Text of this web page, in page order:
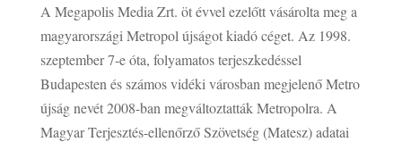
A Megapolis Media Zrt. öt évvel ezelőtt vásárolta meg a
magyarországi Metropol újságot kiadó céget. Az 1998.
szeptember 7-e óta, folyamatos terjeszkedéssel
Budapesten és számos vidéki városban megjelenő Metro
újság nevét 2008-ban megváltoztatták Metropolra. A
Magyar Terjesztés-ellenőrző Szövetség (Matesz) adatai